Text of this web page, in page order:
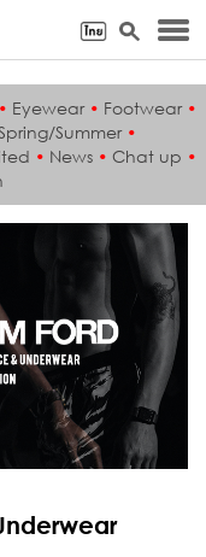
• Eyewear • Footwear •
Summer •
• News • Chat up •